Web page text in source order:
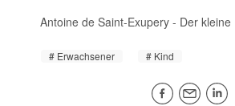
Antoine de Saint-Exupery - Der kleine
Erwachsener Kind